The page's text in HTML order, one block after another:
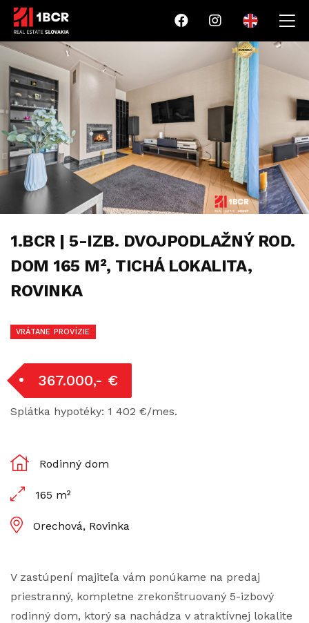
1.BCR | 5-IZB. DVOJPODLAŽNÝ ROD.
DOM 165 M², TICHÁ LOKALITA,
ROVINKA
VRÁTANE PROVÍZIE
367.000,- €
Splátka hypotéky: 1 402 €/mes.
Rodinný dom
165 m²
Orechová, Rovinka
V zastúpení majiteľa vám ponúkame na predaj
priestranný, kompletne zrekonštruovaný 5-izbový
rodinný dom, ktorý sa nachádza v atraktívnej lokalite